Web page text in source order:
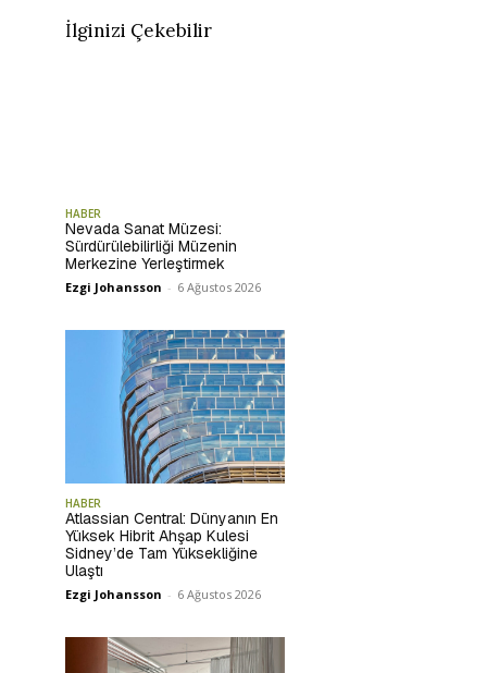
İlginizi Çekebilir
HABER
Nevada Sanat Müzesi:
Sürdürülebilirliği Müzenin
Merkezine Yerleştirmek
Ezgi Johansson - 6 Ağustos 2026
HABER
Atlassian Central: Dünyanın En
Yüksek Hibrit Ahşap Kulesi
Sidney’de Tam Yüksekliğine
Ulaştı
Ezgi Johansson - 6 Ağustos 2026